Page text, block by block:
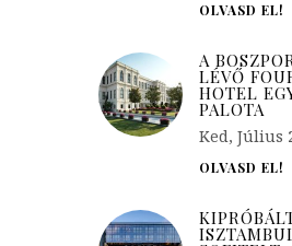
OLVASD EL!
A
LÉVŐ
HOTEL
PALOTA
Ked, Július
OLVASD EL!